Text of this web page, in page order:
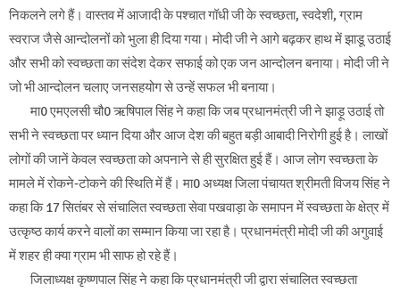
निकलने लगे हैं। वास्तव में आजादी के पश्चात गॉधी जी के स्वच्छता, स्वदेशी, ग्राम
स्वराज जैसे आन्दोलनों को भुला ही दिया गया। मोदी जी ने आगे बढ़कर हाथ में झाडू उठाई
और सभी को स्वच्छता का संदेश देकर सफाई को एक जन आन्दोलन बनाया। मोदी जी ने
जो भी आन्दोलन चलाए जनसहयोग से उन्हें सफल भी बनाया।
मा0 एमएलसी चौ0 ऋषिपाल सिंह ने कहा कि जब प्रधानमंत्री जी ने झाड़ू उठाई तो
सभी ने स्वच्छता पर ध्यान दिया और आज देश की बहुत बड़ी आबादी निरोगी हुई है। लाखों
लोगों की जानें केवल स्वच्छता को अपनाने से ही सुरक्षित हुई हैं। आज लोग स्वच्छता के
मामले में रोकने-टोकने की स्थिति में हैं। मा0 अध्यक्ष जिला पंचायत श्रीमती विजय सिंह ने
कहा कि 17 सितंबर से संचालित स्वच्छता सेवा पखवाड़ा के समापन में स्वच्छता के क्षेत्र में
उत्कृष्ठ कार्य करने वालों का सम्मान किया जा रहा है। प्रधानमंत्री मोदी जी की अगुवाई
में शहर ही क्या ग्राम भी साफ हो रहे हैं।
जिलाध्यक्ष कृष्णपाल सिंह ने कहा कि प्रधानमंत्री जी द्वारा संचालित स्वच्छता